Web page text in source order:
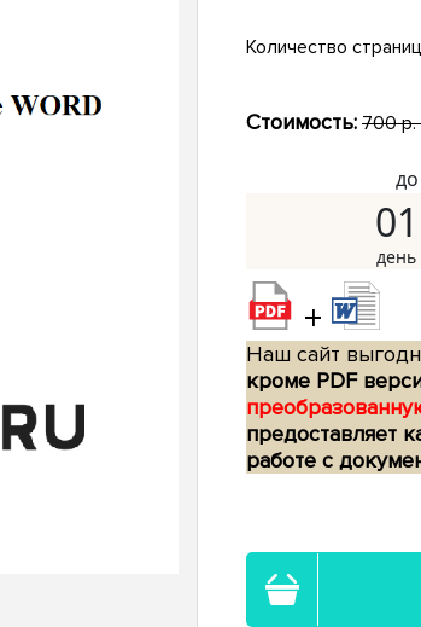
Количество
Стоимость: 700 р.
01
+
Наш сайт
кроме PDF
предоставляет
работе с